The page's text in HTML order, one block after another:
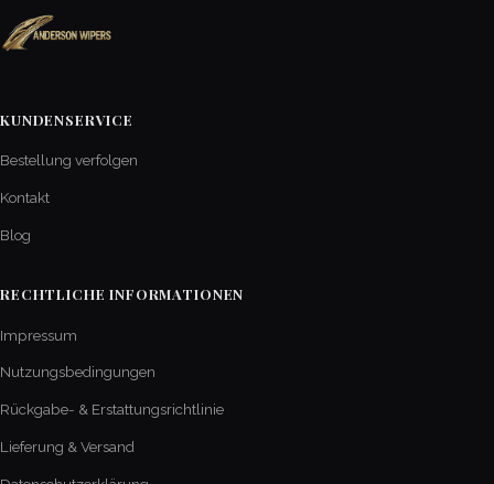
KUNDENSERVICE
Bestellung verfolgen
Kontakt
Blog
RECHTLICHE INFORMATIONEN
Impressum
Nutzungsbedingungen
Rückgabe- & Erstattungsrichtlinie
Lieferung & Versand